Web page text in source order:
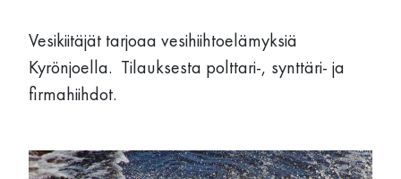
Vesikiitäjät tarjoaa vesihiihtoelämyksiä
Kyrönjoella. Tilauksesta polttari-, synttäri- ja
firmahiihdot.